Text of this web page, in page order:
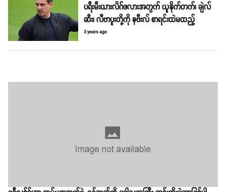
ပရီးမီးယားလိဂ်ဖလားအတွက် ယူနိုက်တက်၊ ချဲလ်
ဆီး၊ လီဗာပူးတို့ကို နဗီးလ် စာရင်းထဲမထည့်
3 years ago